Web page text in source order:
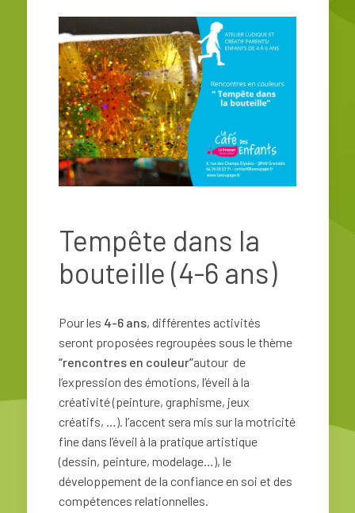
Tempête dans la
bouteille (4-6 ans)
Pour les 4-6 ans, différentes activités
seront proposées regroupées sous le thème
“rencontres en couleur”autour de
l’expression des émotions, l’éveil à la
créativité (peinture, graphisme, jeux
créatifs, …). l’accent sera mis sur la motricité
fine dans l’éveil à la pratique artistique
(dessin, peinture, modelage…), le
développement de la confiance en soi et des
compétences relationnelles.